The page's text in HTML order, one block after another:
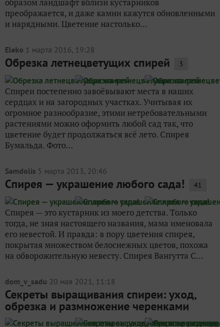
образом ландшафт вблизи кустарников
преображается, и даже камни кажутся обновленными
и нарядными. Цветение настолько...
Eleko 1 марта 2016, 19:28
Обрезка летнецветущих спирей 3
Спиреи постепенно завоёвывают места в наших
сердцах и на загородных участках. Учитывая их
огромное разнообразие, этими нетребовательными
растениями можно оформить любой сад так, что
цветение будет продолжаться всё лето. Спирея
Бумальда. Фото...
Samdolis 5 марта 2013, 20:46
Спирея — украшение любого сада! 41
Спирея — это кустарник из моего детства. Только
тогда, не зная настоящего названия, мама именовала
его невестой. И правда: в пору цветения спирея,
покрытая множеством белоснежных цветов, похожа
на обворожительную невесту. Спирея Вангутта С...
dom_v_sadu 20 мая 2021, 11:18
Секреты выращивания спиреи: уход,
обрезка и размножение черенками